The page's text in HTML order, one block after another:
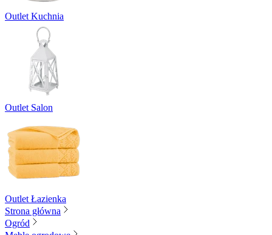
Outlet Kuchnia
Outlet Salon
Outlet Łazienka
Strona główna
Ogród